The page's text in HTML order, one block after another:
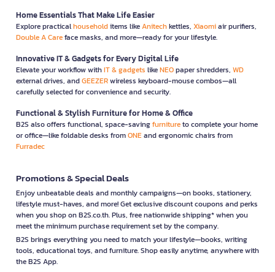
Home Essentials That Make Life Easier
Explore practicalhouseholditems likeAnitechkettles, Xiaomiair purifiers,
Double A Careface masks, and more—ready for your lifestyle.
Innovative IT & Gadgets for Every Digital Life
Elevate your workflow withIT & gadgets likeNEOpaper shredders, WD
external drives, andGEEZERwireless keyboard-mouse combos—all
carefully selected for convenience and security.
Functional & Stylish Furniture for Home & Office
B2S also offers functional, space-savingfurnitureto complete your home
or office—like foldable desks fromONEand ergonomic chairs from
Furradec
Promotions & Special Deals
Enjoy unbeatable deals and monthly campaigns—on books, stationery,
lifestyle must-haves, and more! Get exclusive discount coupons and perks
when you shop on B2S.co.th. Plus, free nationwide shipping* when you
meet the minimum purchase requirement set by the company.
B2S brings everything you need to match your lifestyle—books, writing
tools, educational toys, and furniture. Shop easily anytime, anywhere with
the B2S App.